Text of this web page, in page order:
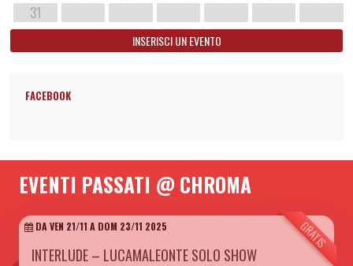
31
INSERISCI UN EVENTO
FACEBOOK
EVENTI PASSATI @ CHROMA
GRATIS
DA VEN 21/11 A DOM 23/11 2025
INTERLUDE – LUCAMALEONTE SOLO SHOW